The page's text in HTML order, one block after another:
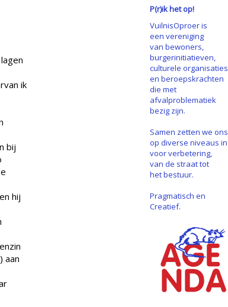
ik
bij
hij
aan
P(r)ik het op!
VuilnisOproer is
een vereniging
van bewoners,
burgerinitiatieven,
culturele organisaties
en beroepskrachten
die met
afvalproblematiek
bezig zijn.
Samen zetten we ons
op diverse niveaus in
voor verbetering,
van de straat tot
het bestuur.
Pragmatisch en
Creatief.